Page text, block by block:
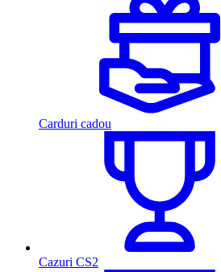
Carduri cadou
Cazuri CS2